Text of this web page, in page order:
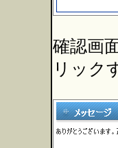
確認画
リック